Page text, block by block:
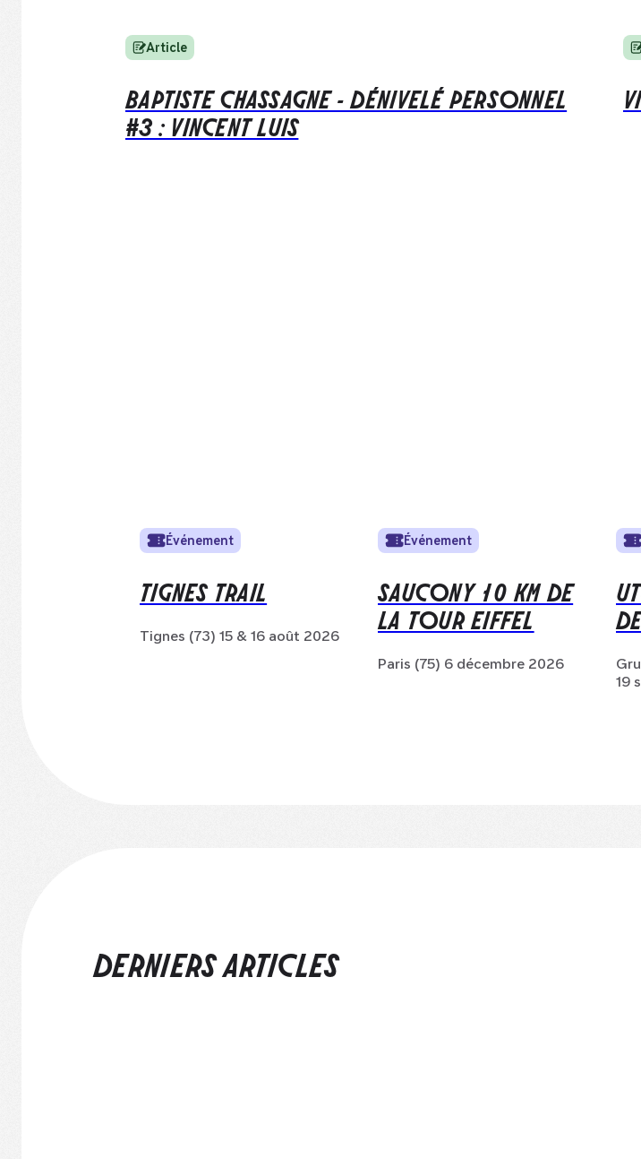
Article
BAPTISTE CHASSAGNE - DÉNIVELÉ PERSONNEL
#3 : VINCENT LUIS
Événement
TIGNES TRAIL
Tignes (73) 15 & 16 août 2026
Événement
SAUCONY 10 KM DE
LA TOUR EIFFEL
Paris (75) 6 décembre 2026
19
DERNIERS ARTICLES